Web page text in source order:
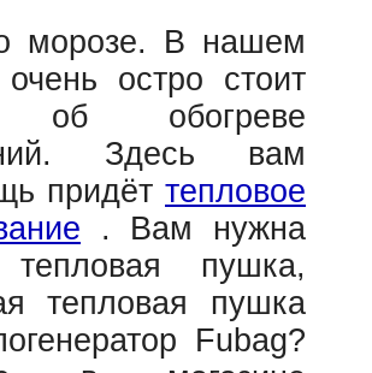
морозе. В нашем
остро стоит
об обогреве
Здесь вам
придёт тепловое
. Вам нужна
тепловая пушка,
тепловая пушка
Fubag?